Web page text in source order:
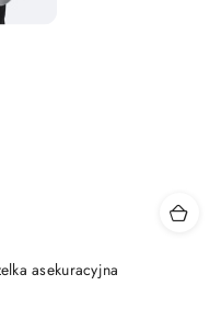
asekuracyjna